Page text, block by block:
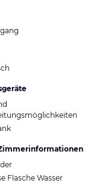
Flasche Wasser